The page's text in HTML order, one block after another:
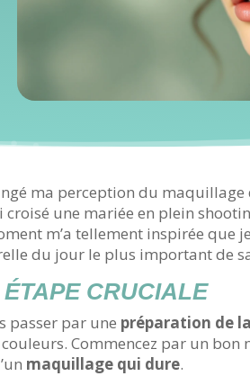
ma perception du maquillage
une mariée en plein
m’a tellement inspirée que
du jour le plus important de
CRUCIALE
passer par une préparation de
Commencez par un
maquillage qui dure.